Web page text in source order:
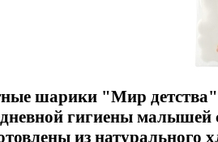
шарики "Мир детства"
гигиены малышей
из натурального